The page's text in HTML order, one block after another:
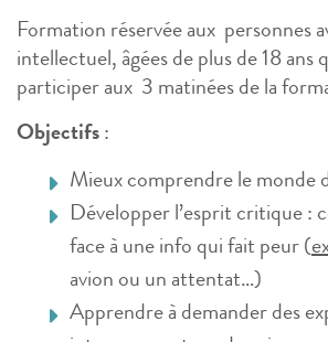
Formation réservée aux personnes
intellectuel, âgées de plus de 18 ans
participer aux 3 matinées de la
Objectifs :
Mieux comprendre le monde
Développer l’esprit critique :
face à une info qui fait peur (
avion ou un attentat…)
Apprendre à demander des